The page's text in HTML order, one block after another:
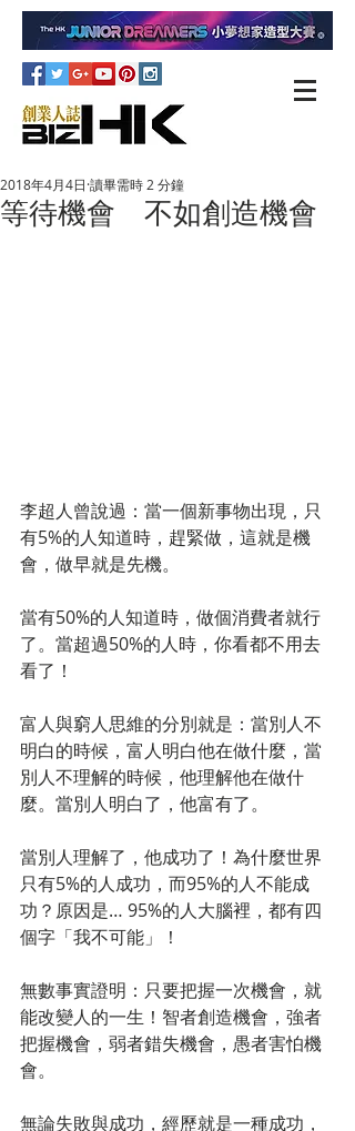
等待機會 不如創造機會
2018年4月4日 讀畢需時 2 分鐘
李超人曾說過：當一個新事物出現，只
有5%的人知道時，趕緊做，這就是機
會，做早就是先機。
當有50%的人知道時，做個消費者就行
了。當超過50%的人時，你看都不用去
看了！
富人與窮人思維的分別就是：當別人不
明白的時候，富人明白他在做什麼，當
別人不理解的時候，他理解他在做什
麼。當別人明白了，他富有了。
當別人理解了，他成功了！為什麼世界
只有5%的人成功，而95%的人不能成
功？原因是… 95%的人大腦裡，都有四
個字「我不可能」！
無數事實證明：只要把握一次機會，就
能改變人的一生！智者創造機會，強者
把握機會，弱者錯失機會，愚者害怕機
會。
無論失敗與成功，經歷就是一種成功，